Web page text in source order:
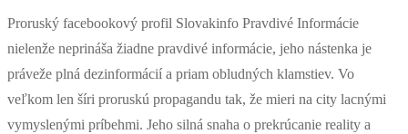
Proruský facebookový profil Slovakinfo Pravdivé Informácie
nielenže neprináša žiadne pravdivé informácie, jeho nástenka je
práveže plná dezinformácií a priam obludných klamstiev. Vo
veľkom len šíri proruskú propagandu tak, že mieri na city lacnými
vymyslenými príbehmi. Jeho silná snaha o prekrúcanie reality a